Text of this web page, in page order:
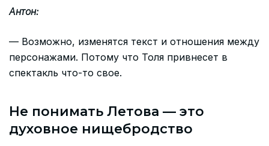
Антон:
— Возможно, изменятся текст и отношения между
персонажами. Потому что Толя привнесет в
спектакль что-то свое.
Не понимать Летова — это
духовное нищебродство